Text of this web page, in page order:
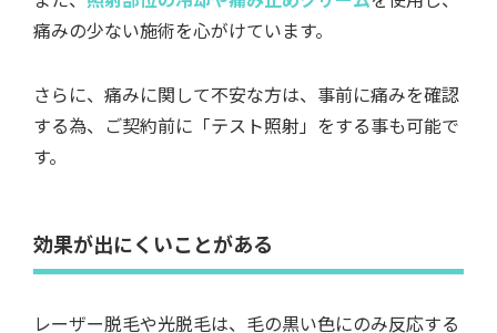
痛みの少ない施術を心がけています。
さらに、痛みに関して不安な方は、事前に痛みを確認
する為、ご契約前に「テスト照射」をする事も可能で
す。
効果が出にくいことがある
レーザー脱毛や光脱毛は、毛の黒い色にのみ反応する